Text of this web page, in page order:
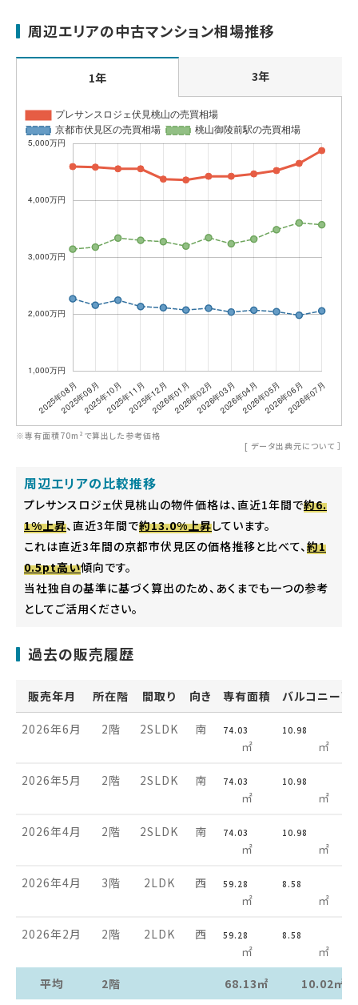
周辺エリアの中古マンション相場推移
1年 3年
※専有面積70m²で算出した参考価格
[ データ出典元について ］
周辺エリアの比較推移
プレサンスロジェ伏見桃山の物件価格は、直近1年間で約6.
1%上昇、直近3年間で約13.0%上昇しています。
これは直近3年間の京都市伏見区の価格推移と比べて、約1
0.5pt高い傾向です。
当社独自の基準に基づく算出のため、あくまでも一つの参考
としてご活用ください。
過去の販売履歴
販売年月 所在階 間取り 向き 専有面積 バルコニー面
2026年6月 2階 2SLDK 南 74.03
㎡
10.98
㎡
2026年5月 2階 2SLDK 南 74.03
㎡
10.98
㎡
2026年4月 2階 2SLDK 南 74.03
㎡
10.98
㎡
2026年4月 3階 2LDK 西 59.28
㎡
8.58
㎡
2026年2月 2階 2LDK 西 59.28
㎡
8.58
㎡
平均
2階 68.13㎡ 10.02㎡